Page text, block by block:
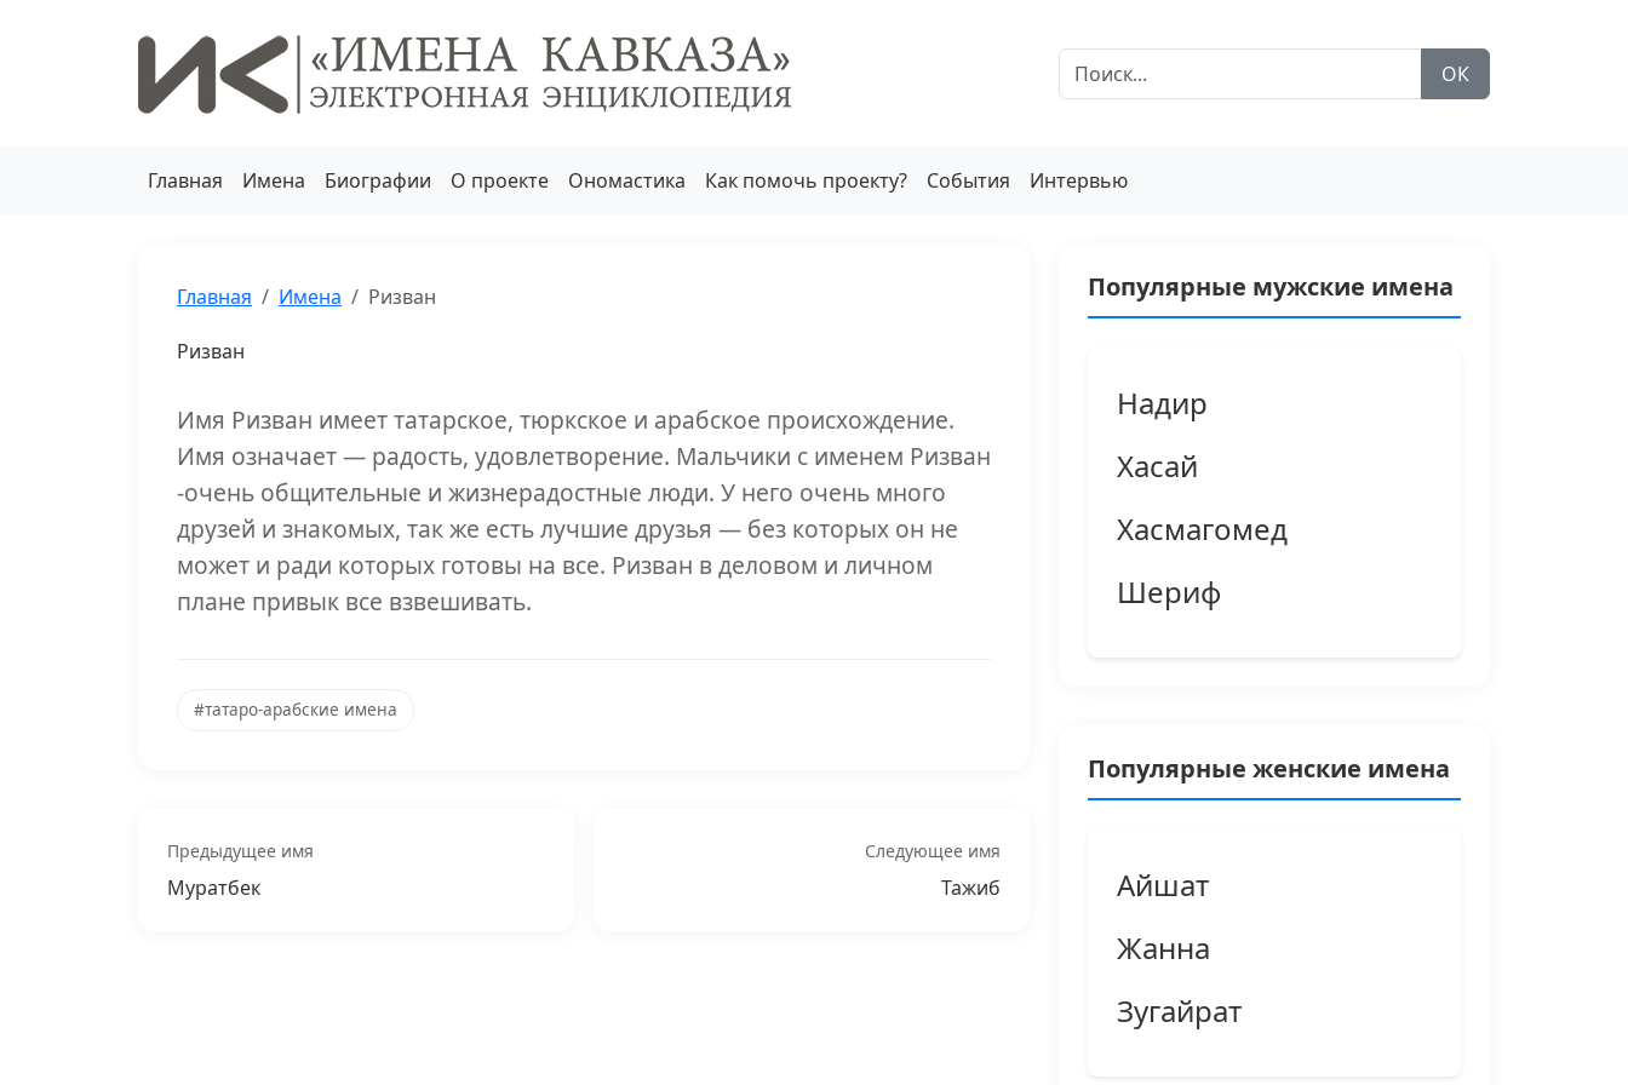
ОК
Главная Имена Биографии О проекте Ономастика Как помочь проекту? События Интервью
Главная Имена Ризван
Ризван
Имя Ризван имеет татарское, тюркское и арабское происхождение.
Имя означает — радость, удовлетворение. Мальчики с именем Ризван
-очень общительные и жизнерадостные люди. У него очень много
друзей и знакомых, так же есть лучшие друзья — без которых он не
может и ради которых готовы на все. Ризван в деловом и личном
плане привык все взвешивать.
#татаро-арабские имена
Предыдущее имя
Муратбек
Следующее имя
Тажиб
Популярные мужские имена
Надир
Хасай
Хасмагомед
Шериф
Популярные женские имена
Айшат
Жанна
Зугайрат